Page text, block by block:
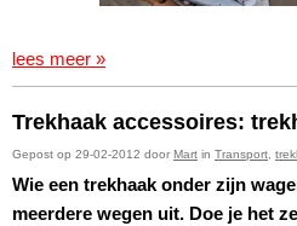
lees meer »
Trekhaak accessoires:
Gepost op 29-02-2012 door Mart in Transport
Wie een trekhaak onder zijn
meerdere wegen uit. Doe je het